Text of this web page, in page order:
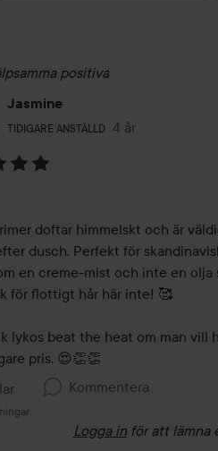
positiva
Jasmine
TIDIGARE ANSTÄLLD
Användarens roll: Tidigare anställd.
4 år
Inlägget
doftar himmelskt och är
dusch. Perfekt för
en creme-mist och inte en olja
för flottigt hår här inte! 🥰
lykos beat the heat om man vill
pris. 😍👏👏
Kommentera
Logga in för att lämna